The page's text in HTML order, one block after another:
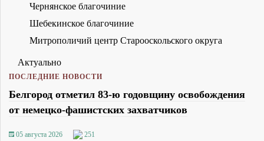
Чернянское благочиние
Шебекинское благочиние
Митрополичий центр Старооскольского округа
Актуально
ПОСЛЕДНИЕ НОВОСТИ
Белгород отметил 83-ю годовщину освобождения
от немецко-фашистских захватчиков
05 августа 2026 251